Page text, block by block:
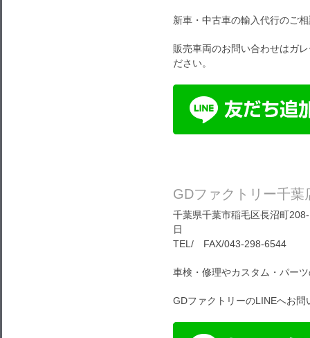
新車・中古車の輸入代行のご
販売車両のお問い合わせはガ
ださい。
GDファクトリー千葉
千葉県千葉市稲毛区長沼町
日
TEL/ FAX/043-298-6544
車検・修理やカスタム・パー
GDファクトリーのLINEへお問